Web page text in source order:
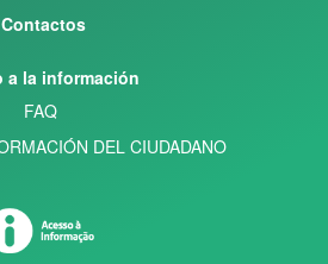
Contactos
a la información
FAQ
DEL CIUDADANO